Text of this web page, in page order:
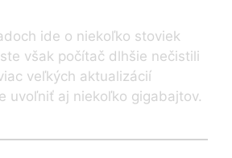
ide o niekoľko stoviek
však počítač dlhšie nečistili
veľkých aktualizácií
uvoľniť aj niekoľko gigabajtov.